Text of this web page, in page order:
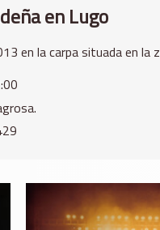
en Lugo
en la carpa situada en la